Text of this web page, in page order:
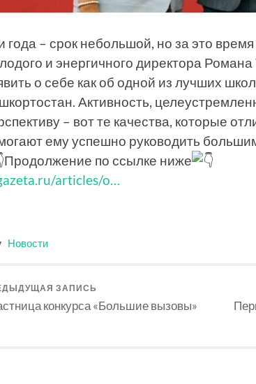
года – срок небольшой, но за это
и энергичного директора
о себе как об одной из лучших
Активность,
– вот те качества, которые
ему успешно руководить
Продолжение по ссылке ниже
articles/o…
Новости
ЗАПИСЬ
конкурса «Большие вызовы»